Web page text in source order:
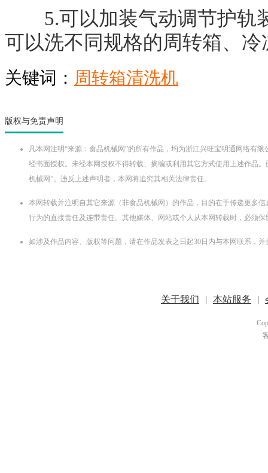
5.可以加装气动调节护轨
可以洗不同规格的周转箱、
关键词： 周转箱清洗机
版权与免责声明
凡本网注明“来源：食品机械网”的所有作品，均为浙江兴旺宝明通网络有
经书面授权。未经本网授权不得转载、摘编或利用其它方式使用上述作品
机械网”。违反上述声明者，本网将追究其相关法律责任。
本网转载并注明自其它来源（非食品机械网）的作品，目的在于传递更多
行为的直接责任及连带责任。其他媒体、网站或个人从本网转载时，必须
如涉及作品内容、版权等问题，请在作品发表之日起30日内与本网联系，
关于我们 | 本站服务 |